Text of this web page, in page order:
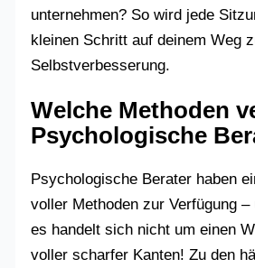
unternehmen? So wird jede
kleinen Schritt auf deinem Weg
Selbstverbesserung.
Welche Methoden
Psychologische
Psychologische Berater haben
voller Methoden zur Verfügung –
es handelt sich nicht um einen
voller scharfer Kanten! Zu den